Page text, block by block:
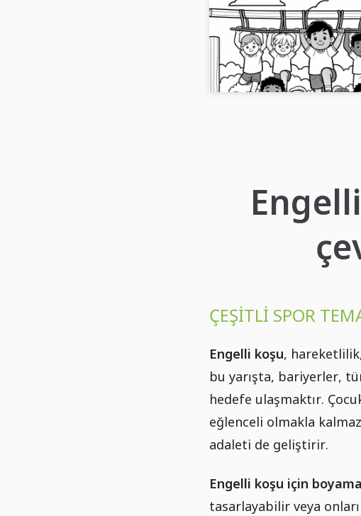
Engellere karşı koşu
– Ücretsiz boyama
Engelli koşu için boyama
Motifi şimdi ücretsiz indir!...
ÇEŞITLI SPOR
Engelli koşu,
bu yarışta, bariyerler,
hedefe ulaşmaktır.
eğlenceli olmakla
adaleti de geliştirir.
Engelli koşu için
tasarlayabilir veya